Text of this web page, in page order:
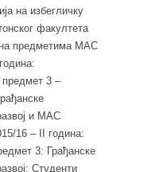
на избегличку
факултета
на предметима МАС
3 –
и МАС
16 – II година:
3: Грађанске
Студенти